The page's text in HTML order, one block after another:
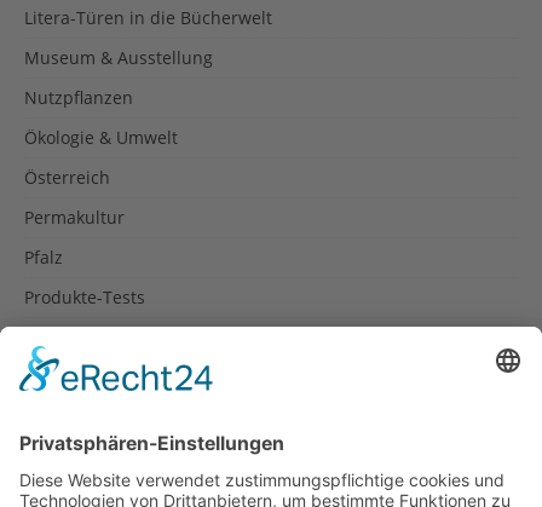
Litera-Türen in die Bücherwelt
Museum & Ausstellung
Nutzpflanzen
Ökologie & Umwelt
Österreich
Permakultur
Pfalz
Produkte-Tests
Rezepte
Spanien
Südtirol